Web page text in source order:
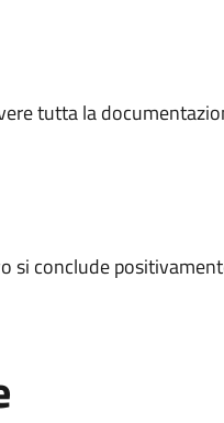
tutta la
si conclude